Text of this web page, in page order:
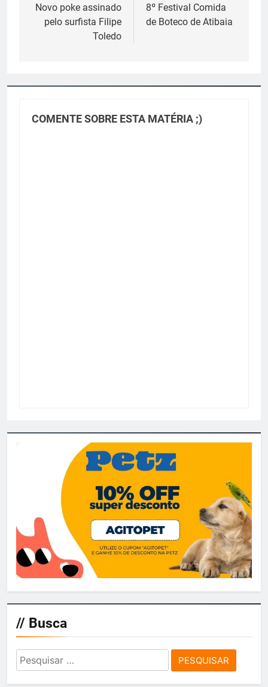
de
Post
Novo poke assinado
pelo surfista Filipe
Toledo
8º Festival Comida
de Boteco de Atibaia
COMENTE SOBRE ESTA MATÉRIA ;)
// Busca
Pesquisar
por: